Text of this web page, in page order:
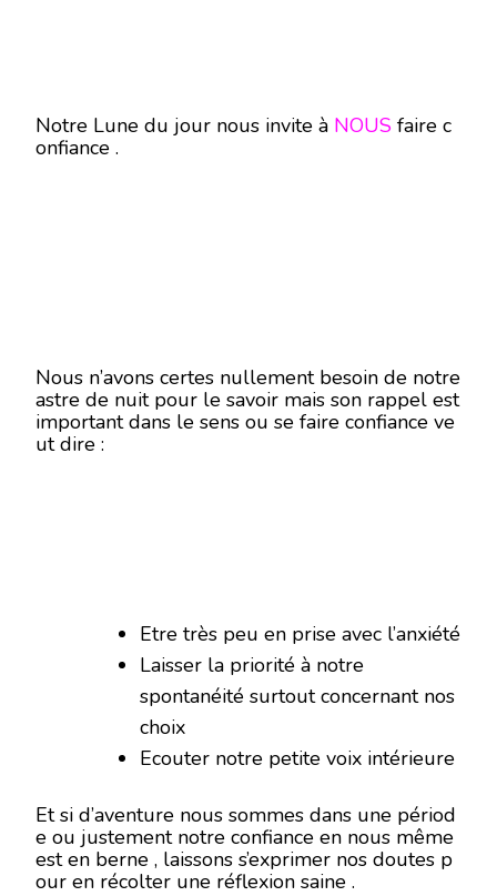
Notre Lune du jour nous invite à NOUS faire c
onfiance .
Nous n’avons certes nullement besoin de notre
astre de nuit pour le savoir mais son rappel est
important dans le sens ou se faire confiance ve
ut dire :
Etre très peu en prise avec l’anxiété
Laisser la priorité à notre
spontanéité surtout concernant nos
choix
Ecouter notre petite voix intérieure
Et si d’aventure nous sommes dans une périod
e ou justement notre confiance en nous même
est en berne , laissons s’exprimer nos doutes p
our en récolter une réflexion saine .